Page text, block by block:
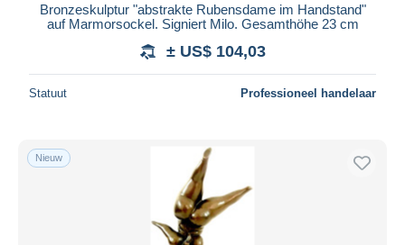
Bronzeskulptur "abstrakte Rubensdame im Handstand"
auf Marmorsockel. Signiert Milo. Gesamthöhe 23 cm
± US$ 104,03
Statuut Professioneel handelaar
Nieuw